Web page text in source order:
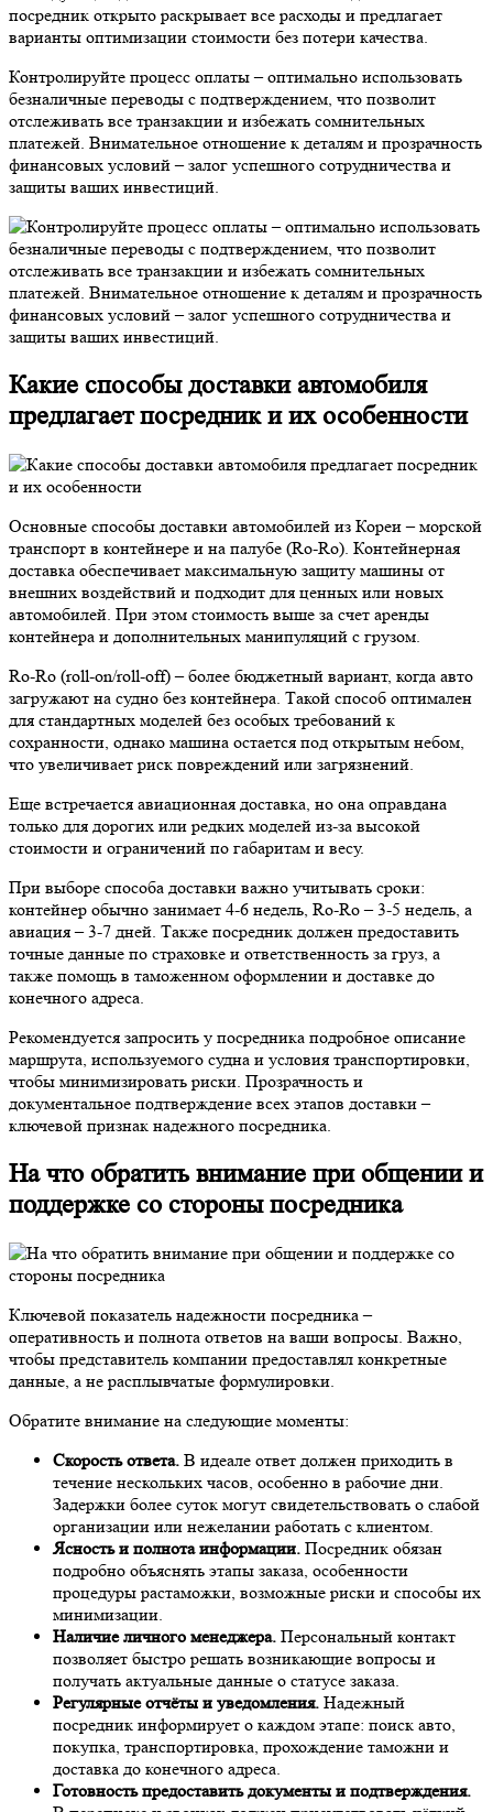
посредник открыто раскрывает все расходы и предлагает
варианты оптимизации стоимости без потери качества.
Контролируйте процесс оплаты – оптимально использовать
безналичные переводы с подтверждением, что позволит
отслеживать все транзакции и избежать сомнительных
платежей. Внимательное отношение к деталям и прозрачность
финансовых условий – залог успешного сотрудничества и
защиты ваших инвестиций.
Какие способы доставки автомобиля
предлагает посредник и их особенности
Основные способы доставки автомобилей из Кореи – морской
транспорт в контейнере и на палубе (Ro-Ro). Контейнерная
доставка обеспечивает максимальную защиту машины от
внешних воздействий и подходит для ценных или новых
автомобилей. При этом стоимость выше за счет аренды
контейнера и дополнительных манипуляций с грузом.
Ro-Ro (roll-on/roll-off) – более бюджетный вариант, когда авто
загружают на судно без контейнера. Такой способ оптимален
для стандартных моделей без особых требований к
сохранности, однако машина остается под открытым небом,
что увеличивает риск повреждений или загрязнений.
Еще встречается авиационная доставка, но она оправдана
только для дорогих или редких моделей из-за высокой
стоимости и ограничений по габаритам и весу.
При выборе способа доставки важно учитывать сроки:
контейнер обычно занимает 4-6 недель, Ro-Ro – 3-5 недель, а
авиация – 3-7 дней. Также посредник должен предоставить
точные данные по страховке и ответственность за груз, а
также помощь в таможенном оформлении и доставке до
конечного адреса.
Рекомендуется запросить у посредника подробное описание
маршрута, используемого судна и условия транспортировки,
чтобы минимизировать риски. Прозрачность и
документальное подтверждение всех этапов доставки –
ключевой признак надежного посредника.
На что обратить внимание при общении и
поддержке со стороны посредника
Ключевой показатель надежности посредника –
оперативность и полнота ответов на ваши вопросы. Важно,
чтобы представитель компании предоставлял конкретные
данные, а не расплывчатые формулировки.
Обратите внимание на следующие моменты:
Скорость ответа. В идеале ответ должен приходить в
течение нескольких часов, особенно в рабочие дни.
Задержки более суток могут свидетельствовать о слабой
организации или нежелании работать с клиентом.
Ясность и полнота информации. Посредник обязан
подробно объяснять этапы заказа, особенности
процедуры растаможки, возможные риски и способы их
минимизации.
Наличие личного менеджера. Персональный контакт
позволяет быстро решать возникающие вопросы и
получать актуальные данные о статусе заказа.
Регулярные отчёты и уведомления. Надежный
посредник информирует о каждом этапе: поиск авто,
покупка, транспортировка, прохождение таможни и
доставка до конечного адреса.
Готовность предоставить документы и подтверждения.